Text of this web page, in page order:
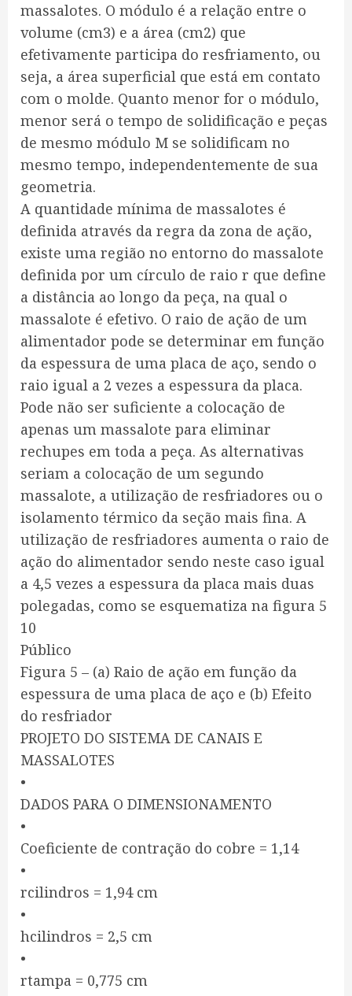
massalotes. O módulo é a relação entre o
volume (cm3) e a área (cm2) que
efetivamente participa do resfriamento, ou
seja, a área superficial que está em contato
com o molde. Quanto menor for o módulo,
menor será o tempo de solidificação e peças
de mesmo módulo M se solidificam no
mesmo tempo, independentemente de sua
geometria.
A quantidade mínima de massalotes é
definida através da regra da zona de ação,
existe uma região no entorno do massalote
definida por um círculo de raio r que define
a distância ao longo da peça, na qual o
massalote é efetivo. O raio de ação de um
alimentador pode se determinar em função
da espessura de uma placa de aço, sendo o
raio igual a 2 vezes a espessura da placa.
Pode não ser suficiente a colocação de
apenas um massalote para eliminar
rechupes em toda a peça. As alternativas
seriam a colocação de um segundo
massalote, a utilização de resfriadores ou o
isolamento térmico da seção mais fina. A
utilização de resfriadores aumenta o raio de
ação do alimentador sendo neste caso igual
a 4,5 vezes a espessura da placa mais duas
polegadas, como se esquematiza na figura 5
10
Público
Figura 5 – (a) Raio de ação em função da
espessura de uma placa de aço e (b) Efeito
do resfriador
PROJETO DO SISTEMA DE CANAIS E
MASSALOTES
•
DADOS PARA O DIMENSIONAMENTO
•
Coeficiente de contração do cobre = 1,14
•
rcilindros = 1,94 cm
•
hcilindros = 2,5 cm
•
rtampa = 0,775 cm